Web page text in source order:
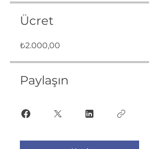
Ücret
₺2.000,00
Paylaşın